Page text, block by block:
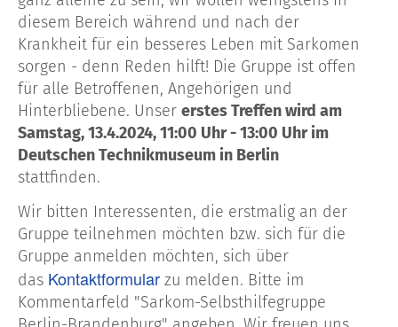
diesem Bereich während und nach der
Krankheit für ein besseres Leben mit Sarkomen
sorgen - denn Reden hilft! Die Gruppe ist offen
für alle Betroffenen, Angehörigen und
Hinterbliebene. Unser erstes Treffen wird am
Samstag, 13.4.2024, 11:00 Uhr - 13:00 Uhr im
Deutschen Technikmuseum in Berlin
stattfinden.
Wir bitten Interessenten, die erstmalig an der
Gruppe teilnehmen möchten bzw. sich für die
Gruppe anmelden möchten, sich über
das Kontaktformular zu melden. Bitte im
Kommentarfeld "Sarkom-Selbsthilfegruppe